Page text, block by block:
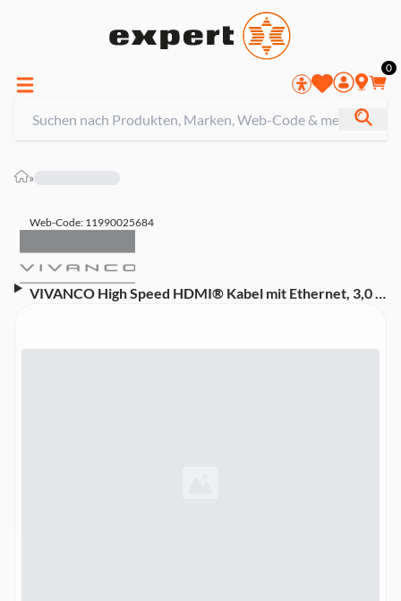
0
»
Web-Code: 11990025684
VIVANCO High Speed HDMI® Kabel mit Ethernet, 3,0 m